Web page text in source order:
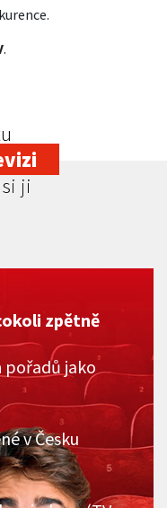
.
ji
zpětně
pořadů jako
v Česku